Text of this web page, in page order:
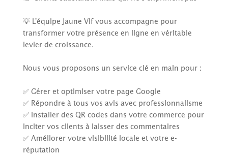
💡 L’équipe Jaune Vif vous accompagne pour
transformer votre présence en ligne en véritable
levier de croissance.
Nous vous proposons un service clé en main pour :
✅ Gérer et optimiser votre page Google
✅ Répondre à tous vos avis avec professionnalisme
✅ Installer des QR codes dans votre commerce pour
inciter vos clients à laisser des commentaires
✅ Améliorer votre visibilité locale et votre e-
réputation